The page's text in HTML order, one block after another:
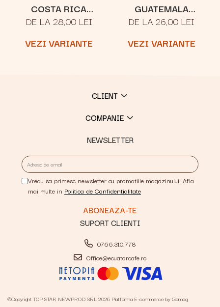
COSTA RICA
TARRAZU SAN
RAFAEL
DE LA 28,00 LEI
VEZI VARIANTE
GUATEMALA
ANTIGUA LOS
VOLCANES
DE LA 26,00 LEI
VEZI VARIANTE
CLIENT
COMPANIE
NEWSLETTER
Vreau sa primesc newsletter cu promotiile magazinului. Afla
mai multe in Politica de Confidentialitate
SUPORT CLIENTI
0766.310.778
Office@ecuatorcafe.ro
©Copyright TOP STAR NEWPROD SRL 2026 Platforma E-commerce by Gomag